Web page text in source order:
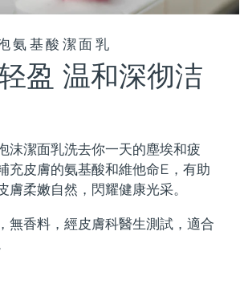
氨基酸潔面乳
盈 温和深彻洁
沫潔面乳洗去你一天的塵埃和疲
充皮膚的氨基酸和維他命E，有助
膚柔嫩自然，閃耀健康光采。
無香料，經皮膚科醫生測試，適合